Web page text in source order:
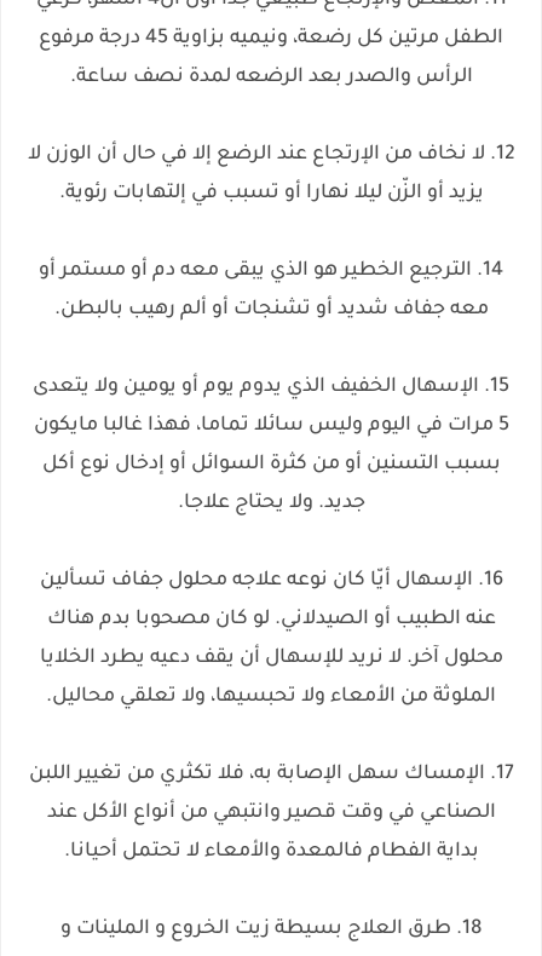
الطفل مرتين كل رضعة، ونيميه بزاوية 45 درجة مرفوع
الرأس والصدر بعد الرضعه لمدة نصف ساعة.
12. لا نخاف من الإرتجاع عند الرضع إلا في حال أن الوزن لا
يزيد أو الزّن ليلا نهارا أو تسبب في إلتهابات رئوية.
14. الترجيع الخطير هو الذي يبقى معه دم أو مستمر أو
معه جفاف شديد أو تشنجات أو ألم رهيب بالبطن.
15. الإسهال الخفيف الذي يدوم يوم أو يومين ولا يتعدى
5 مرات في اليوم وليس سائلا تماما، فهذا غالبا مايكون
بسبب التسنين أو من كثرة السوائل أو إدخال نوع أكل
جديد. ولا يحتاج علاجا.
16. الإسهال أيّا كان نوعه علاجه محلول جفاف تسألين
عنه الطبيب أو الصيدلاني. لو كان مصحوبا بدم هناك
محلول آخر. لا نريد للإسهال أن يقف دعيه يطرد الخلايا
الملوثة من الأمعاء ولا تحبسيها، ولا تعلقي محاليل.
17. الإمساك سهل الإصابة به، فلا تكثري من تغيير اللبن
الصناعي في وقت قصير وانتبهي من أنواع الأكل عند
بداية الفطام فالمعدة والأمعاء لا تحتمل أحيانا.
18. طرق العلاج بسيطة زيت الخروع و الملينات و